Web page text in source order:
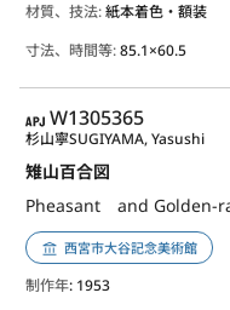
材質、技法:紙本着色・額装
寸法、時間等:85.1×60.5
APJ
W1305365
雉山百合図
Pheasant and Golden-
杉山寧SUGIYAMA, Yasushi
西宮市大谷記念美術館
制作年: 1953